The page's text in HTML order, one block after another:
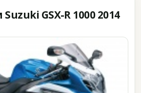
GSX-R 1000 2014